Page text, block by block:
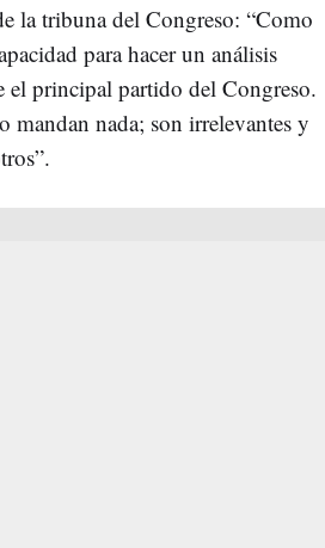
la tribuna del Congreso: “Como
para hacer un análisis
el principal partido del Congreso.
mandan nada; son irrelevantes y